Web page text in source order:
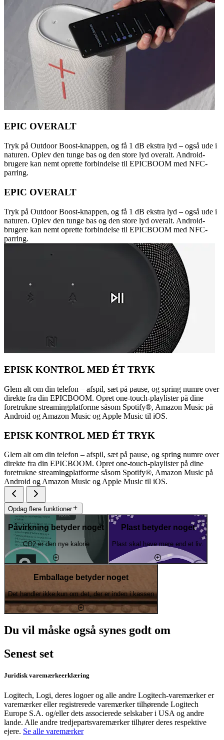
EPIC OVERALT
Tryk på Outdoor Boost-knappen, og få 1 dB ekstra lyd – også ude i
naturen. Oplev den tunge bas og den store lyd overalt. Android-
brugere kan nemt oprette forbindelse til EPICBOOM med NFC-
parring.
EPIC OVERALT
Tryk på Outdoor Boost-knappen, og få 1 dB ekstra lyd – også ude i
naturen. Oplev den tunge bas og den store lyd overalt. Android-
brugere kan nemt oprette forbindelse til EPICBOOM med NFC-
parring.
EPISK KONTROL MED ÉT TRYK
Glem alt om din telefon – afspil, sæt på pause, og spring numre over
direkte fra din EPICBOOM. Opret one-touch-playlister på dine
foretrukne streamingplatforme såsom Spotify®, Amazon Music på
Android og Amazon Music og Apple Music til iOS.
EPISK KONTROL MED ÉT TRYK
Glem alt om din telefon – afspil, sæt på pause, og spring numre over
direkte fra din EPICBOOM. Opret one-touch-playlister på dine
foretrukne streamingplatforme såsom Spotify®, Amazon Music på
Android og Amazon Music og Apple Music til iOS.
Opdag flere funktioner
Påvirkning betyder noget
CO2 er den nye kalorie
Plast betyder noget
Plast skal have mere end et liv.
Emballage betyder noget
Det handler ikke kun om det, der er inden i kassen
Du vil måske også synes godt om
Senest set
Juridisk varemærkeerklæring
Logitech, Logi, deres logoer og alle andre Logitech-varemærker er
varemærker eller registrerede varemærker tilhørende Logitech
Europe S.A. og/eller dets associerede selskaber i USA og andre
lande. Alle andre tredjepartsvaremærker tilhører deres respektive
ejere. Se alle varemærker